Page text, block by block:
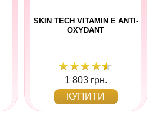
SKIN TECH VITAMIN E ANTI-
OXYDANT
1 803 грн.
КУПИТИ